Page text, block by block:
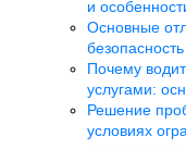
и
Основные
Почему
услугами:
Решение
условиях